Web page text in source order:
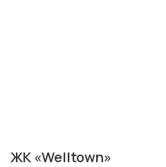
ЖК «Welltown»